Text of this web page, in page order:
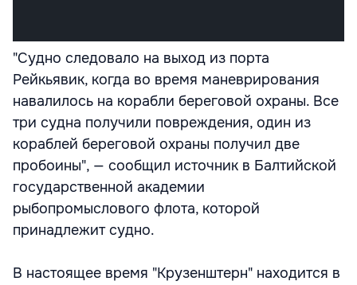
"Судно следовало на выход из порта
Рейкьявик, когда во время маневрирования
навалилось на корабли береговой охраны. Все
три судна получили повреждения, один из
кораблей береговой охраны получил две
пробоины", — сообщил источник в Балтийской
государственной академии
рыбопромыслового флота, которой
принадлежит судно.
В настоящее время "Крузенштерн" находится в